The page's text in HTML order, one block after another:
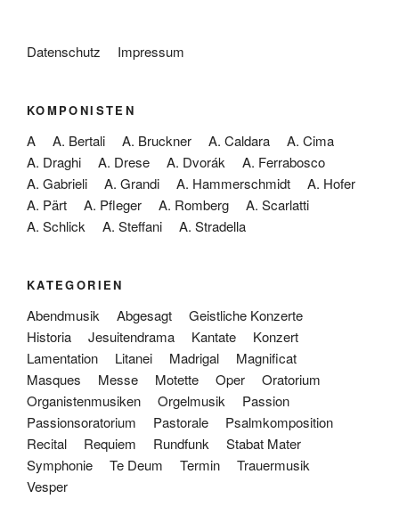
Datenschutz Impressum
KOMPONISTEN
A A. Bertali A. Bruckner A. Caldara
A. Cima
A. Draghi
A. Drese A. Dvorák
A. Ferrabosco
A. Gabrieli
A. Grandi A. Hammerschmidt
A. Hofer
A. Pärt
A. Pfleger A. Romberg
A. Scarlatti
A. Schlick
A. Steffani A. Stradella
KATEGORIEN
Abendmusik Abgesagt
Geistliche Konzerte
Historia
Jesuitendrama Kantate
Konzert
Lamentation
Litanei Madrigal
Magnificat
Masques
Messe Motette Oper
Oratorium
Organistenmusiken
Orgelmusik
Passion
Passionsoratorium
Pastorale
Psalmkomposition
Recital
Requiem Rundfunk
Stabat Mater
Symphonie
Te Deum Termin
Trauermusik
Vesper